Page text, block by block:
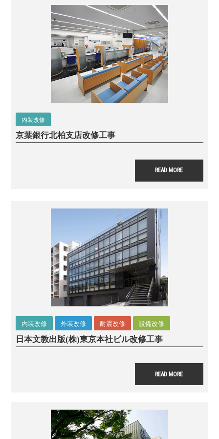
内装改修
京葉銀行北柏支店改修工事
READ MORE
内装改修 外装改修 耐震改修 設備改修
日本文教出版(株)東京本社ビル改修工事
READ MORE